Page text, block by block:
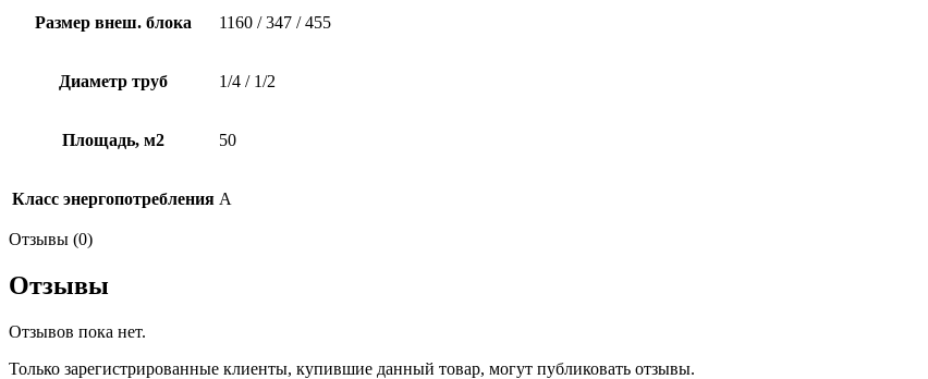
Размер внеш. блока 1160 / 347 / 455
Диаметр труб 1/4 / 1/2
Площадь, м2 50
Класс энергопотребления А
Отзывы (0)
Отзывы
Отзывов пока нет.
Только зарегистрированные клиенты, купившие данный товар, могут публиковать отзывы.